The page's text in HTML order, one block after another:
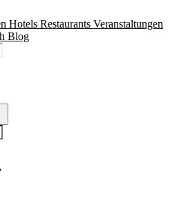
Hotels Restaurants Veranstaltungen
Blog